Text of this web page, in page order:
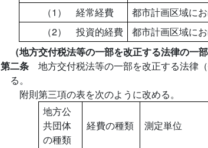
（1） 経常経費
都市計画区域に
（2） 投資的経費
都市計画区域に
（地方交付税法等の一部を改正する法律の一部
第二条 地方交付税法等の一部を改正する法律
る。
附則第三項の表を次のように改める。
地方公
共団体
の種類
経費の種類 測定単位